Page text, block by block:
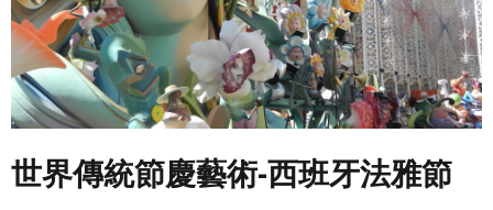
世界傳統節慶藝術-西班牙法雅節